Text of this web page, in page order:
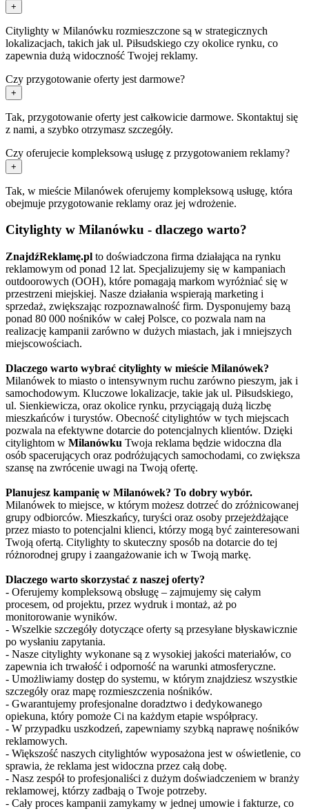
+
Citylighty w Milanówku rozmieszczone są w strategicznych
lokalizacjach, takich jak ul. Piłsudskiego czy okolice rynku, co
zapewnia dużą widoczność Twojej reklamy.
Czy przygotowanie oferty jest darmowe?
+
Tak, przygotowanie oferty jest całkowicie darmowe. Skontaktuj się
z nami, a szybko otrzymasz szczegóły.
Czy oferujecie kompleksową usługę z przygotowaniem reklamy?
+
Tak, w mieście Milanówek oferujemy kompleksową usługę, która
obejmuje przygotowanie reklamy oraz jej wdrożenie.
Citylighty w Milanówku - dlaczego warto?
ZnajdźReklamę.pl to doświadczona firma działająca na rynku
reklamowym od ponad 12 lat. Specjalizujemy się w kampaniach
outdoorowych (OOH), które pomagają markom wyróżniać się w
przestrzeni miejskiej. Nasze działania wspierają marketing i
sprzedaż, zwiększając rozpoznawalność firm. Dysponujemy bazą
ponad 80 000 nośników w całej Polsce, co pozwala nam na
realizację kampanii zarówno w dużych miastach, jak i mniejszych
miejscowościach.
Dlaczego warto wybrać citylighty w mieście Milanówek?
Milanówek to miasto o intensywnym ruchu zarówno pieszym, jak i
samochodowym. Kluczowe lokalizacje, takie jak ul. Piłsudskiego,
ul. Sienkiewicza, oraz okolice rynku, przyciągają dużą liczbę
mieszkańców i turystów. Obecność citylightów w tych miejscach
pozwala na efektywne dotarcie do potencjalnych klientów. Dzięki
citylightom w Milanówku Twoja reklama będzie widoczna dla
osób spacerujących oraz podróżujących samochodami, co zwiększa
szansę na zwrócenie uwagi na Twoją ofertę.
Planujesz kampanię w Milanówek? To dobry wybór.
Milanówek to miejsce, w którym możesz dotrzeć do zróżnicowanej
grupy odbiorców. Mieszkańcy, turyści oraz osoby przejeżdżające
przez miasto to potencjalni klienci, którzy mogą być zainteresowani
Twoją ofertą. Citylighty to skuteczny sposób na dotarcie do tej
różnorodnej grupy i zaangażowanie ich w Twoją markę.
Dlaczego warto skorzystać z naszej oferty?
- Oferujemy kompleksową obsługę – zajmujemy się całym
procesem, od projektu, przez wydruk i montaż, aż po
monitorowanie wyników.
- Wszelkie szczegóły dotyczące oferty są przesyłane błyskawicznie
po wysłaniu zapytania.
- Nasze citylighty wykonane są z wysokiej jakości materiałów, co
zapewnia ich trwałość i odporność na warunki atmosferyczne.
- Umożliwiamy dostęp do systemu, w którym znajdziesz wszystkie
szczegóły oraz mapę rozmieszczenia nośników.
- Gwarantujemy profesjonalne doradztwo i dedykowanego
opiekuna, który pomoże Ci na każdym etapie współpracy.
- W przypadku uszkodzeń, zapewniamy szybką naprawę nośników
reklamowych.
- Większość naszych citylightów wyposażona jest w oświetlenie, co
sprawia, że reklama jest widoczna przez całą dobę.
- Nasz zespół to profesjonaliści z dużym doświadczeniem w branży
reklamowej, którzy zadbają o Twoje potrzeby.
- Cały proces kampanii zamykamy w jednej umowie i fakturze, co